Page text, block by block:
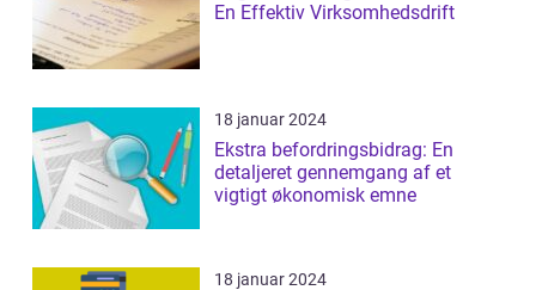
En Effektiv Virksomhedsdrift
18 januar 2024
Ekstra befordringsbidrag: En
detaljeret gennemgang af et
vigtigt økonomisk emne
18 januar 2024